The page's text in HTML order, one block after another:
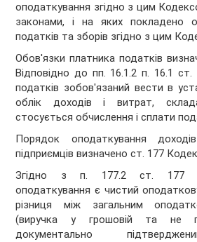
оподаткування згідно з цим
законами, і на яких покладено
податків та зборів згідно з цим
Обов'язки платника податків
Відповідно до пп. 16.1.2 п. 16.1
податків зобов'язаний вести в
облік доходів і витрат,
стосується обчислення і сплати
Порядок оподаткування
підприємців визначено ст. 177
Згідно з п. 177.2 ст. 177
оподаткування є чистий
різниця між загальним
(виручка у грошовій та не
документально